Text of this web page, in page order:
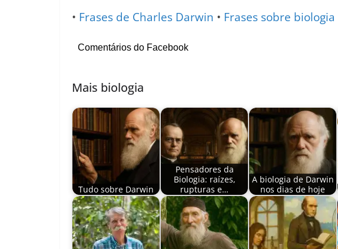
• Frases de Charles Darwin • Frases sobre biologia
Comentários do Facebook
Mais biologia
Tudo sobre Darwin
Pensadores da
Biologia: raízes,
rupturas e…
A biologia de Darwin
nos dias de hoje